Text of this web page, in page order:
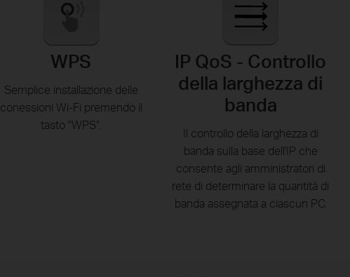
WPS
Semplice installazione delle
conessioni Wi-Fi premendo il
tasto "WPS".
IP QoS - Controllo
della larghezza di
banda
Il controllo della larghezza di
banda sulla base dell'IP che
consente agli amministratori di
rete di determinare la quantità di
banda assegnata a ciascun PC.